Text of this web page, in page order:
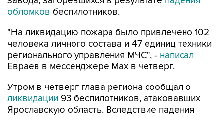
обломков беспилотников.
"На ликвидацию пожара было привлечено 102
человека личного состава и 47 единиц техники
регионального управления МЧС", - написал
Евраев в мессенджере Мах в четверг.
Утром в четверг глава региона сообщал о
ликвидации 93 беспилотников, атаковавших
Ярославскую область. Вследствие падения